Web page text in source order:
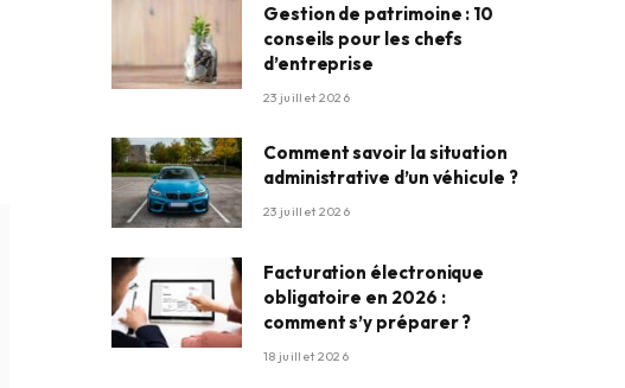
Gestion de patrimoine : 10
conseils pour les chefs
d’entreprise
23 juillet 2026
Comment savoir la situation
administrative d’un véhicule ?
23 juillet 2026
Facturation électronique
obligatoire en 2026 :
comment s’y préparer ?
18 juillet 2026